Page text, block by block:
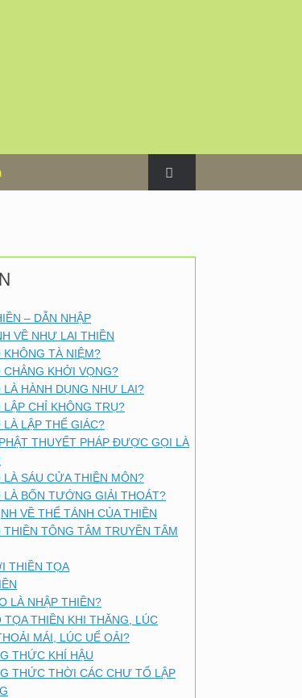
– DẪN NHẬP
VỀ NHƯ LAI THIỀN
KHÔNG TÀ NIỆM?
CHẲNG KHỞI VỌNG?
LÀ HÀNH DỤNG NHƯ LAI?
LẬP CHỈ KHÔNG TRỤ?
LÀ LẬP THỂ GIÁC?
THUYẾT PHÁP ĐƯỢC GỌI LÀ
LÀ SÁU CỬA THIỀN MÔN?
LÀ BỐN TƯỚNG GIẢI THOÁT?
VỀ THỂ TÁNH CỦA THIỀN
THIỀN TÔNG TÂM TRUYỀN TÂM
THIỀN TỌA
LÀ NHẬP THIỀN?
TỌA THIỀN KHI THĂNG, LÚC
MÁI, LÚC UỂ OẢI?
THỨC KHÍ HẬU
THỨC THỜI CÁC CHƯ TỔ LẬP